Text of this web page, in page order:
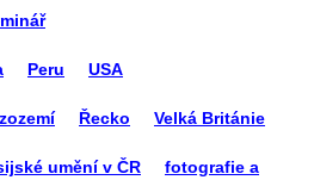
Peru USA
Řecko Velká Británie
umění v ČR
fotografie a